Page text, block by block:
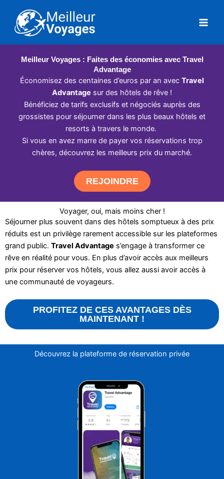
contenu
Meilleur Voyages : Faites des économies avec Travel
Advantage
Économisez des centaines d’euros par an avec Travel
Advantage sur des hôtels de rêve !
Bénéficiez de tarifs exclusifs et négociés auprès des
grossistes pour séjourner dans les plus beaux hôtels et
resorts à travers le monde.
Si vous en avez marre de payer vos réservations trop
chères, découvrez les meilleurs prix du marché.
REJOINDRE
Voyager, oui, mais moins cher !
Séjourner plus souvent dans des hôtels somptueux à des prix
réduits est un privilège rarement accessible sur les plateformes
grand public. Travel Advantage s’engage à transformer ce
rêve en réalité pour vous. En plus d’avoir accès aux meilleurs
prix pour réserver vos hôtels, vous allez aussi avoir accès à
une communauté de voyageurs.
PROFITEZ DE CES AVANTAGES DÈS
MAINTENANT !
Découvrez la plateforme de réservation privée